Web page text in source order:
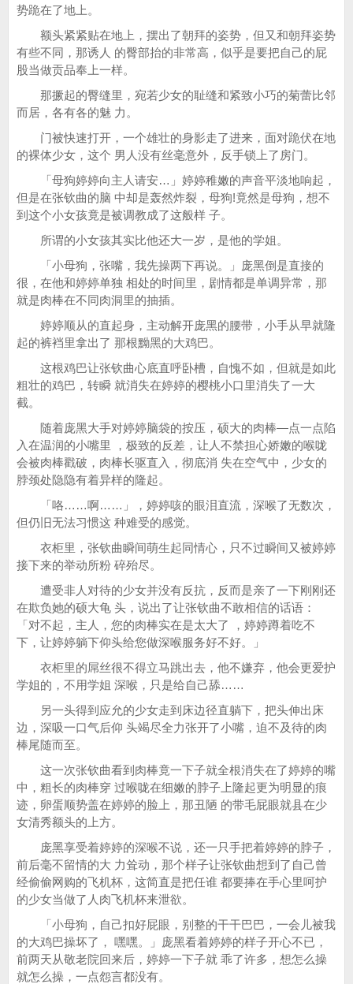
势跪在了地上。
额头紧紧贴在地上，摆出了朝拜的姿势，但又和朝拜姿势
有些不同，那诱人 的臀部抬的非常高，似乎是要把自己的屁
股当做贡品奉上一样。
那撅起的臀缝里，宛若少女的耻缝和紧致小巧的菊蕾比邻
而居，各有各的魅 力。
门被快速打开，一个雄壮的身影走了进来，面对跪伏在地
的裸体少女，这个 男人没有丝毫意外，反手锁上了房门。
「母狗婷婷向主人请安…」婷婷稚嫩的声音平淡地响起，
但是在张钦曲的脑 中却是轰然炸裂，母狗!竟然是母狗，想不
到这个小女孩竟是被调教成了这般样 子。
所谓的小女孩其实比他还大一岁，是他的学姐。
「小母狗，张嘴，我先操两下再说。」庞黑倒是直接的
很，在他和婷婷单独 相处的时间里，剧情都是单调异常，那
就是肉棒在不同肉洞里的抽插。
婷婷顺从的直起身，主动解开庞黑的腰带，小手从早就隆
起的裤裆里拿出了 那根黝黑的大鸡巴。
这根鸡巴让张钦曲心底直呼卧槽，自愧不如，但就是如此
粗壮的鸡巴，转瞬 就消失在婷婷的樱桃小口里消失了一大
截。
随着庞黑大手对婷婷脑袋的按压，硕大的肉棒—点一点陷
入在温润的小嘴里 ，极致的反差，让人不禁担心娇嫩的喉咙
会被肉棒戳破，肉棒长驱直入，彻底消 失在空气中，少女的
脖颈处隐隐有着异样的隆起。
「咯……啊……」，婷婷咳的眼泪直流，深喉了无数次，
但仍旧无法习惯这 种难受的感觉。
衣柜里，张钦曲瞬间萌生起同情心，只不过瞬间又被婷婷
接下来的举动所粉 碎殆尽。
遭受非人对待的少女并没有反抗，反而是亲了一下刚刚还
在欺负她的硕大龟 头，说出了让张钦曲不敢相信的话语：
「对不起，主人，您的肉棒实在是太大了 ，婷婷蹲着吃不
下，让婷婷躺下仰头给您做深喉服务好不好。」
衣柜里的屌丝很不得立马跳出去，他不嫌弃，他会更爱护
学姐的，不用学姐 深喉，只是给自己舔……
另一头得到应允的少女走到床边径直躺下，把头伸出床
边，深吸一口气后仰 头竭尽全力张开了小嘴，迫不及待的肉
棒尾随而至。
这一次张钦曲看到肉棒竟一下子就全根消失在了婷婷的嘴
中，粗长的肉棒穿 过喉咙在细嫩的脖子上隆起更为明显的痕
迹，卵蛋顺势盖在婷婷的脸上，那丑陋 的带毛屁眼就县在少
女清秀额头的上方。
庞黑享受着婷婷的深喉不说，还一只手把着婷婷的脖子，
前后毫不留情的大 力耸动，那个样子让张钦曲想到了自己曾
经偷偷网购的飞机杯，这简直是把任谁 都要捧在手心里呵护
的少女当做了人肉飞机杯来泄欲。
「小母狗，自己扣好屁眼，别整的干干巴巴，一会儿被我
的大鸡巴操坏了， 嘿嘿。」庞黑看着婷婷的样子开心不已，
前两天从敬老院回来后，婷婷一下子就 乖了许多，想怎么操
就怎么操，一点怨言都没有。